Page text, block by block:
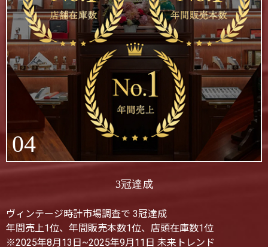
04
3冠達成
ヴィンテージ時計市場調査で 3冠達成
年間売上1位、年間販売本数1位、店頭在庫数1位
※2025年8月13日~2025年9月11日 未来トレンド